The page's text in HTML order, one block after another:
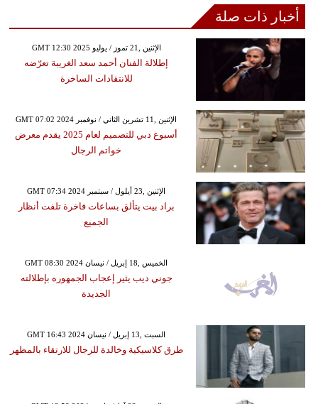
أخبار ذات صلة
GMT 12:30 2025 الإثنين ,21 تموز / يوليو
إطلالة الفنان أحمد سعد الغريبة تعرّضه
للانتقادات الساخرة
GMT 07:02 2024 الإثنين ,11 تشرين الثاني / نوفمبر
أسبوع دبي للتصميم لعام 2025 يقدم معرض
خواتم الرجال
GMT 07:34 2024 الإثنين ,23 أيلول / سبتمبر
براد بيت يتألق بساعات فاخرة تلفت أنظار
الجميع
GMT 08:30 2024 الخميس ,18 إبريل / نيسان
جوني ديب يثير إعجاب الجمهوره بإطلالته
الجديدة
GMT 16:43 2024 السبت ,13 إبريل / نيسان
طرق كلاسيكية وخالدة للرجال للارتقاء بالمظهر